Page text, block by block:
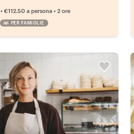
•€112.50 a persona •2 ore
PER FAMIGLIE